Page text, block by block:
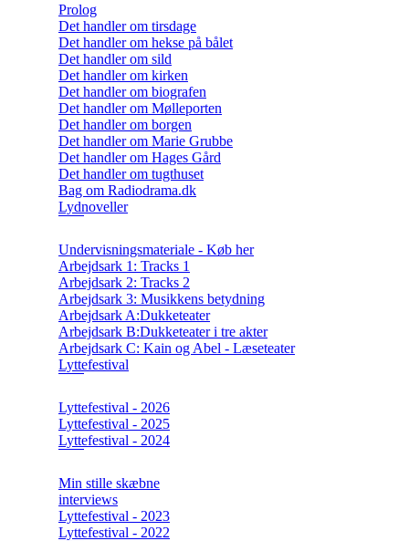
Prolog
Det handler om tirsdage
Det handler om hekse på bålet
Det handler om sild
Det handler om kirken
Det handler om biografen
Det handler om Mølleporten
Det handler om borgen
Det handler om Marie Grubbe
Det handler om Hages Gård
Det handler om tugthuset
Bag om Radiodrama.dk
Lydnoveller
Undervisningsmateriale - Køb her
Arbejdsark 1: Tracks 1
Arbejdsark 2: Tracks 2
Arbejdsark 3: Musikkens betydning
Arbejdsark A:Dukketeater
Arbejdsark B:Dukketeater i tre akter
Arbejdsark C: Kain og Abel - Læseteater
Lyttefestival
Lyttefestival - 2026
Lyttefestival - 2025
Lyttefestival - 2024
Min stille skæbne
interviews
Lyttefestival - 2023
Lyttefestival - 2022